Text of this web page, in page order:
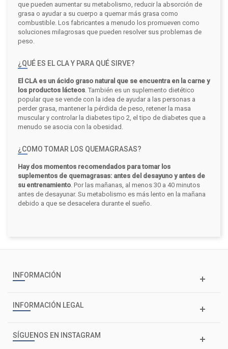
que pueden aumentar su metabolismo, reducir la absorción de
grasa o ayudar a su cuerpo a quemar más grasa como
combustible. Los fabricantes a menudo los promueven como
soluciones milagrosas que pueden resolver sus problemas de
peso.
¿QUÉ ES EL CLA Y PARA QUÉ SIRVE?
El CLA es un ácido graso natural que se encuentra en la carne y
los productos lácteos. También es un suplemento dietético
popular que se vende con la idea de ayudar a las personas a
perder grasa, mantener la pérdida de peso, retener la masa
muscular y controlar la diabetes tipo 2, el tipo de diabetes que a
menudo se asocia con la obesidad.
¿COMO TOMAR LOS QUEMAGRASAS?
Hay dos momentos recomendados para tomar los
suplementos de quemagrasas: antes del desayuno y antes de
su entrenamiento. Por las mañanas, al menos 30 a 40 minutos
antes de desayunar. Su metabolismo es más lento en la mañana
debido a que se desacelera durante el sueño.
INFORMACIÓN
INFORMACIÓN LEGAL
SÍGUENOS EN INSTAGRAM